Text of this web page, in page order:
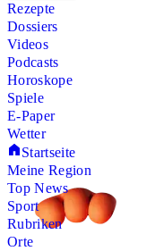
Rezepte
Dossiers
Videos
Podcasts
Horoskope
Spiele
E-Paper
Wetter
Startseite
Meine Region
Top News
Sport
Rubriken
Orte